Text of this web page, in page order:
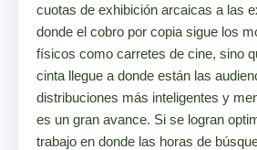
cuotas de exhibición arcaicas a las
donde el cobro por copia sigue los
físicos como carretes de cine, sino
cinta llegue a donde están las
distribuciones más inteligentes y
es un gran avance. Si se logran
trabajo en donde las horas de